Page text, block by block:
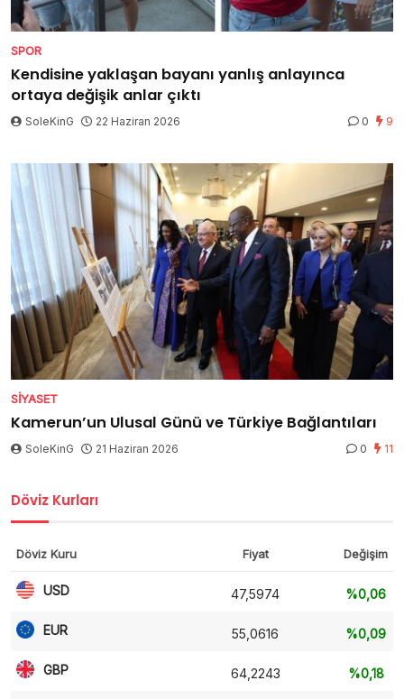
SPOR
Kendisine yaklaşan bayanı yanlış anlayınca
ortaya değişik anlar çıktı
SoleKinG 22 Haziran 2026 0 9
SIYASET
Kamerun’un Ulusal Günü ve Türkiye Bağlantıları
SoleKinG 21 Haziran 2026 0 11
Döviz Kurları
Döviz Kuru Fiyat Değişim
USD 47,5974 %0,06
EUR 55,0616 %0,09
GBP 64,2243 %0,18